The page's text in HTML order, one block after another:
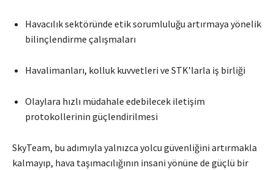
Havacılık sektöründe etik sorumluluğu artırmaya yönelik
bilinçlendirme çalışmaları
Havalimanları, kolluk kuvvetleri ve STK’larla iş birliği
Olaylara hızlı müdahale edebilecek iletişim
protokollerinin güçlendirilmesi
SkyTeam, bu adımıyla yalnızca yolcu güvenliğini artırmakla
kalmayıp, hava taşımacılığının insani yönüne de güçlü bir